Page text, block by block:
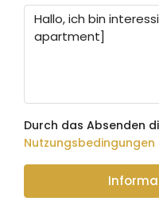
Durch das Absenden
Nutzungsbedingungen